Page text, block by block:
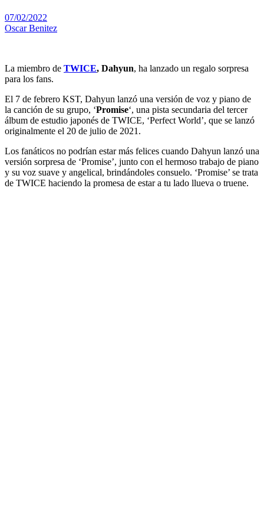
07/02/2022
Oscar Benitez
La miembro de TWICE, Dahyun, ha lanzado un regalo sorpresa
para los fans.
El 7 de febrero KST, Dahyun lanzó una versión de voz y piano de
la canción de su grupo, ‘Promise‘, una pista secundaria del tercer
álbum de estudio japonés de TWICE, ‘Perfect World’, que se lanzó
originalmente el 20 de julio de 2021.
Los fanáticos no podrían estar más felices cuando Dahyun lanzó una
versión sorpresa de ‘Promise’, junto con el hermoso trabajo de piano
y su voz suave y angelical, brindándoles consuelo. ‘Promise’ se trata
de TWICE haciendo la promesa de estar a tu lado llueva o truene.